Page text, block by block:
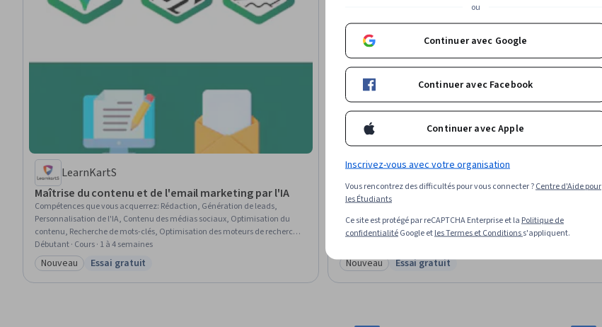
LearnKartS
Maîtrise du contenu et de l'email marketing par l'IA
Compétences que vous acquerrez: Rédaction, Génération de leads,
Personnalisation de l'IA, Contenu des médias sociaux, Optimisation du
contenu, Recherche de mots-clés, Optimisation des moteurs de recherche,
Marketing de contenu, Ingénierie rapide, IA générative, Marketing
numérique, Stratégie de contenu, Automatisation du marketing,
Programmation du contenu, Automatisation, Création de contenu,
Marketing par courrier électronique, Blogs, Campagnes personnalisées,
Débutant · Cours · 1 à 4 semaines
Catégorie : Nouveau
Nouveau Statut : Essai gratuit
Essai gratuit
Edureka
GA4 Implementation with Google Tag Manager
Compétences que vous acquerrez
Marketing Analytics, Web Analytics and SEO, Campaign Management,
Digital Marketing Campaigns, Digital Marketing, Business Analytics,
Research, Marketing Strategies, Data Analysis, Analysis, Digital Brand
Strategy, Market Analysis, Marketing Planning, Marketing Strategy and
Techniques, Data Validation
Catégorie : Nouveau
Nouveau Statut : Essai gratuit
Essai gratuit
ou
Continuer avec Google
Continuer avec Facebook
Continuer avec Apple
Inscrivez-vous avec votre organisation
Vous rencontrez des difficultés pour vous connecter ?Centre d'Aide pour
les Étudiants
Ce site est protégé par reCAPTCHA Enterprise et laPolitique de
confidentialitéGoogle etles Termes et Conditionss'appliquent.